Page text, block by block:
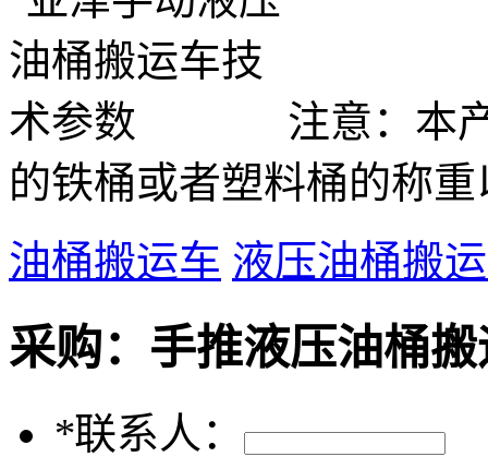
注意：本
的铁桶或者塑料桶的称
油桶搬运车 液压油桶搬
采购： 手推液压油桶
*联系人：